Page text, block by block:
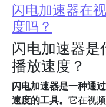
闪电加速器在
度吗？
闪电加速器是
播放速度？
闪电加速器是一种通
速度的工具。 它在视